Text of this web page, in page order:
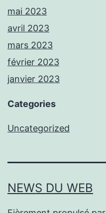
mai 2023
avril 2023
mars 2023
février 2023
janvier 2023
Categories
Uncategorized
NEWS DU WEB